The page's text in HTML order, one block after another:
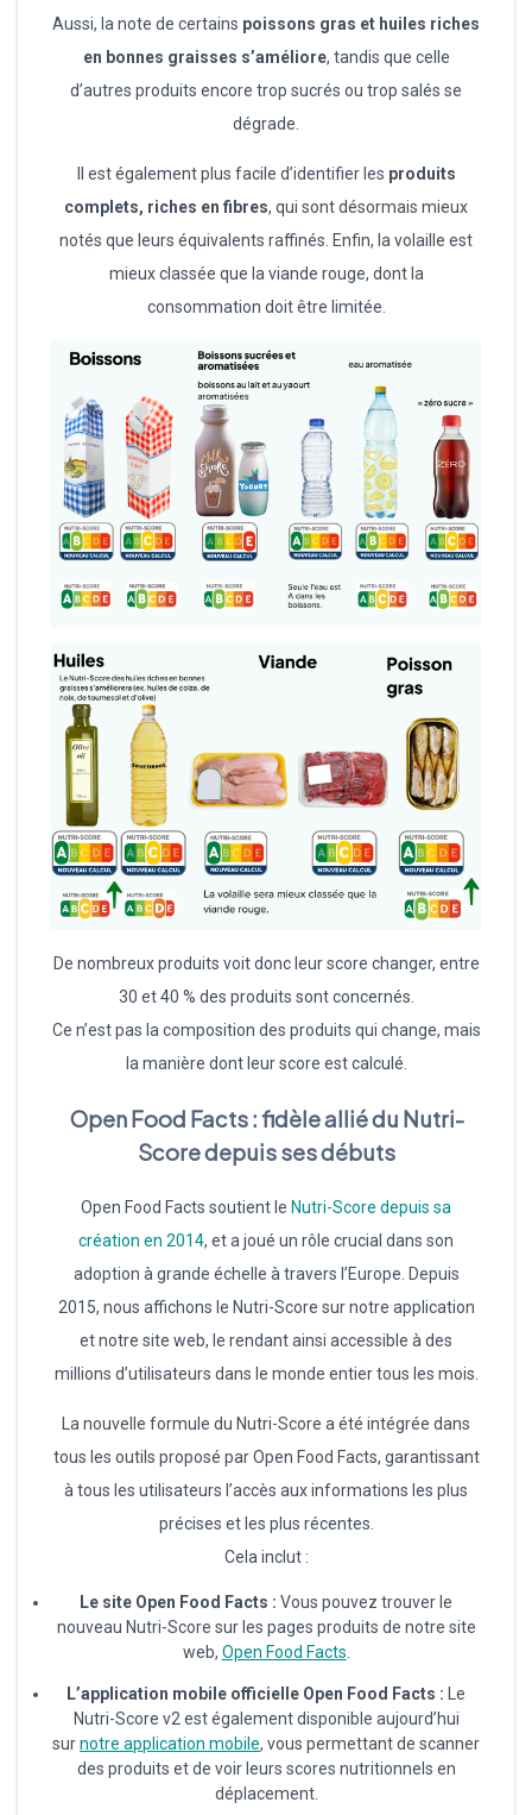
Aussi, la note de certains poissons gras et huiles riches
en bonnes graisses s’améliore, tandis que celle
d’autres produits encore trop sucrés ou trop salés se
dégrade.
Il est également plus facile d’identifier les produits
complets, riches en fibres, qui sont désormais mieux
notés que leurs équivalents raffinés. Enfin, la volaille est
mieux classée que la viande rouge, dont la
consommation doit être limitée.
De nombreux produits voit donc leur score changer, entre
30 et 40 % des produits sont concernés.
Ce n’est pas la composition des produits qui change, mais
la manière dont leur score est calculé.
Open Food Facts : fidèle allié du Nutri-
Score depuis ses débuts
Open Food Facts soutient le Nutri-Score depuis sa
création en 2014, et a joué un rôle crucial dans son
adoption à grande échelle à travers l’Europe. Depuis
2015, nous affichons le Nutri-Score sur notre application
et notre site web, le rendant ainsi accessible à des
millions d’utilisateurs dans le monde entier tous les mois.
La nouvelle formule du Nutri-Score a été intégrée dans
tous les outils proposé par Open Food Facts, garantissant
à tous les utilisateurs l’accès aux informations les plus
précises et les plus récentes.
Cela inclut :
Le site Open Food Facts : Vous pouvez trouver le
nouveau Nutri-Score sur les pages produits de notre site
web, Open Food Facts.
L’application mobile officielle Open Food Facts : Le
Nutri-Score v2 est également disponible aujourd’hui
surnotre application mobile, vous permettant de scanner
des produits et de voir leurs scores nutritionnels en
déplacement.